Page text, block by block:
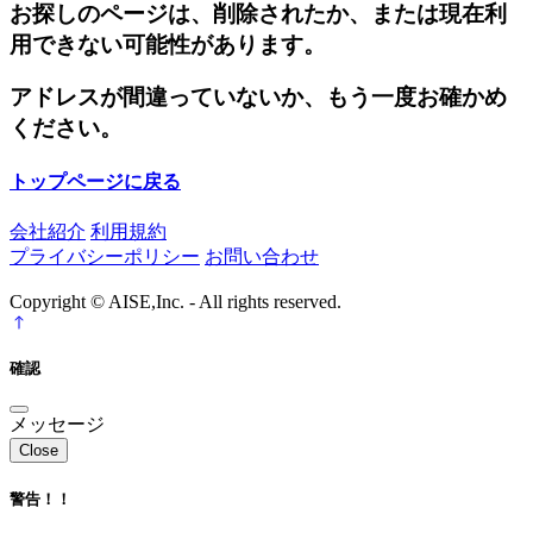
お探しのページは、削除されたか、または現在利
用できない可能性があります。
アドレスが間違っていないか、もう一度お確かめ
ください。
トップページに戻る
会社紹介 利用規約
プライバシーポリシー お問い合わせ
Copyright © AISE,Inc. - All rights reserved.
確認
メッセージ
Close
警告！！